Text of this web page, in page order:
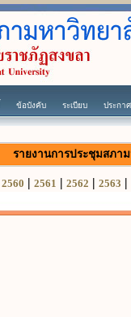
ข้อบังคับ ระเบียบ ประกาศ
รายงานการประชุมสภ
2560 | 2561 | 2562 | 2563 |